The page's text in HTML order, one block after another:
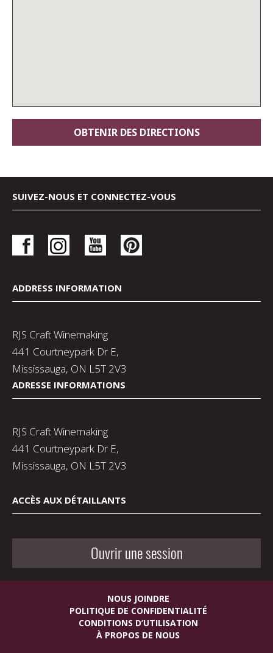
SUIVEZ-NOUS ET CONNECTEZ-VOUS
ADDRESS INFORMATION
RJS Craft Winemaking
441 Courtneypark Dr E,
Mississauga, ON L5T 2V3
ADRESSE INFORMATIONS
RJS Craft Winemaking
441 Courtneypark Dr E,
Mississauga, ON L5T 2V3
ACCÈS AUX DÉTAILLANTS
Ouvrir une session
NOUS JOINDRE
POLITIQUE DE CONFIDENTIALITÉ
CONDITIONS D’UTILISATION
À PROPOS DE NOUS